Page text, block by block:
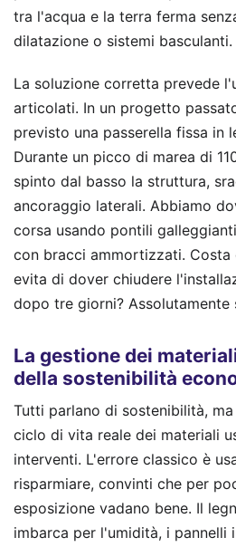
tra l'acqua e la terra ferma
dilatazione o sistemi basculanti.
La soluzione corretta prevede
articolati. In un progetto
previsto una passerella fissa in
Durante un picco di marea di
spinto dal basso la struttura,
ancoraggio laterali. Abbiamo
corsa usando pontili
con bracci ammortizzati. Costa
evita di dover chiudere
dopo tre giorni? Assolutamente
La gestione dei
della sostenibilità
Tutti parlano di sostenibilità,
ciclo di vita reale dei materiali
interventi. L'errore classico è
risparmiare, convinti che per
esposizione vadano bene. Il
imbarca per l'umidità, i pannelli